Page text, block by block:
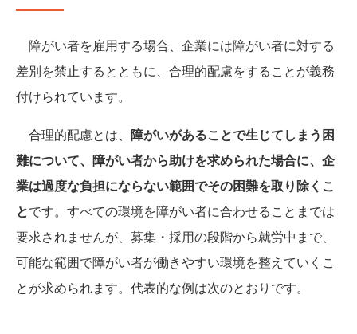
障がい者を雇用する場合、企業には障がい者に対する
差別を禁止するとともに、合理的配慮をすることが義務
付けられています。
合理的配慮とは、 障がいがあることで生じてしまう困
難について、障がい者から助けを求められた場合に、企
業は過度な負担にならない範囲でその困難を取り除くこ
とです。すべての環境を障がい者に合わせることまでは
要求されませんが、募集・採用の段階から就労中まで、
可能な範囲で障がい者が働きやすい環境を整えていくこ
とが求められます。代表的な例は次のとおりです。